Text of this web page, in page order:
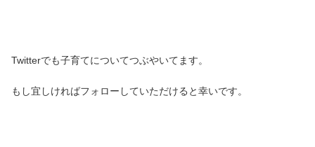
Twitterでも子育てについてつぶやいてます。
もし宜しければフォローしていただけると幸いです。